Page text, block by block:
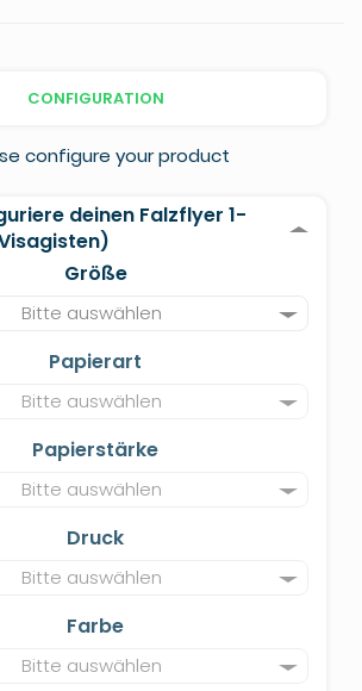
CONFIGURATION
configure your product
deinen Falzflyer 1-
Größe
Bitte auswählen
Papierart
Bitte auswählen
Papierstärke
Bitte auswählen
Druck
Bitte auswählen
Farbe
Bitte auswählen